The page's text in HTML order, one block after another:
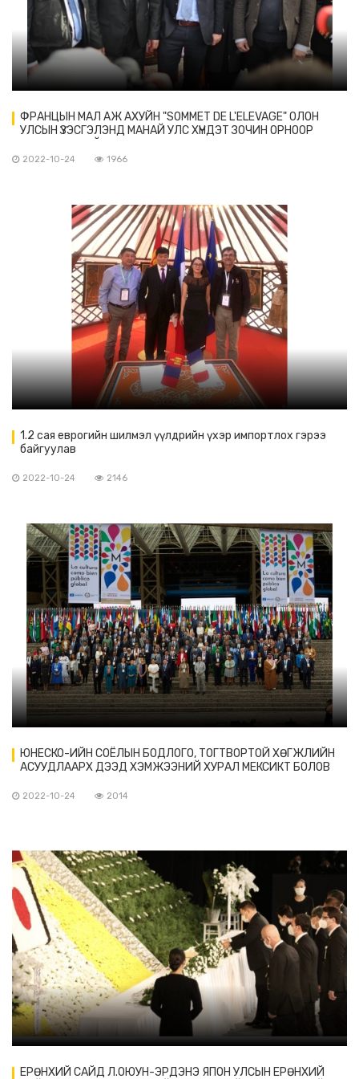
ФРАНЦЫН МАЛ АЖ АХУЙН "SOMMET DE L'ELEVAGE" ОЛОН
УЛСЫН ҮЗЭСГЭЛЭНД МАНАЙ УЛС ХҮНДЭТ ЗОЧИН ОРНООР
2022-10-24 1966
1.2 сая еврогийн шилмэл үүлдрийн үхэр импортлох гэрээ
байгуулав
2022-10-24 2146
ЮНЕСКО-ИЙН СОЁЛЫН БОДЛОГО, ТОГТВОРТОЙ ХӨГЖЛИЙН
АСУУДЛААРХ ДЭЭД ХЭМЖЭЭНИЙ ХУРАЛ МЕКСИКТ БОЛОВ
2022-10-24 2014
ЕРӨНХИЙ САЙД Л.ОЮУН-ЭРДЭНЭ ЯПОН УЛСЫН ЕРӨНХИЙ